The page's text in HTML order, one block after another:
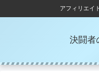
アフィリエイ
決闘者